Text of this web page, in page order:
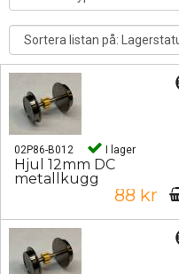
02P86-B012 I lager
Hjul 12mm DC
metallkugg
88 kr